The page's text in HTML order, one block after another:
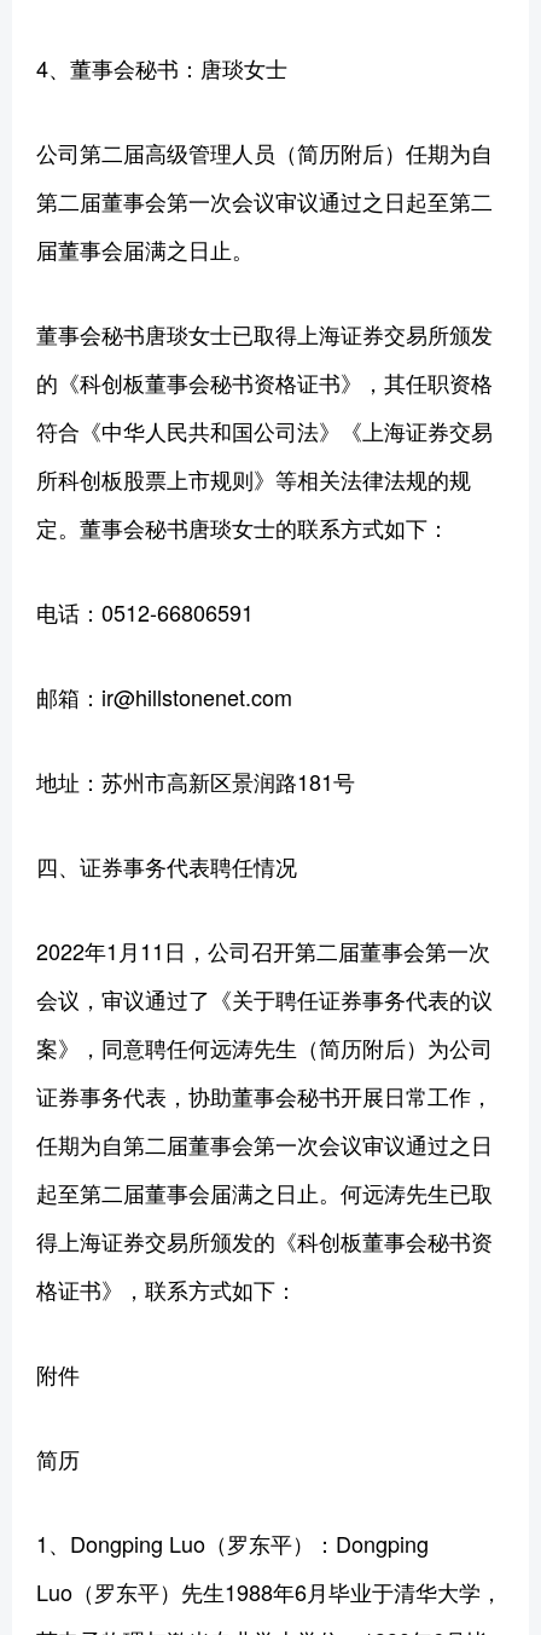
4、董事会秘书：唐琰女士
公司第二届高级管理人员（简历附后）任期为自
第二届董事会第一次会议审议通过之日起至第二
届董事会届满之日止。
董事会秘书唐琰女士已取得上海证券交易所颁发
的《科创板董事会秘书资格证书》，其任职资格
符合《中华人民共和国公司法》《上海证券交易
所科创板股票上市规则》等相关法律法规的规
定。董事会秘书唐琰女士的联系方式如下：
电话：0512-66806591
邮箱：ir@hillstonenet.com
地址：苏州市高新区景润路181号
四、证券事务代表聘任情况
2022年1月11日，公司召开第二届董事会第一次
会议，审议通过了《关于聘任证券事务代表的议
案》，同意聘任何远涛先生（简历附后）为公司
证券事务代表，协助董事会秘书开展日常工作，
任期为自第二届董事会第一次会议审议通过之日
起至第二届董事会届满之日止。何远涛先生已取
得上海证券交易所颁发的《科创板董事会秘书资
格证书》，联系方式如下：
附件
简历
1、Dongping Luo（罗东平）：Dongping
Luo（罗东平）先生1988年6月毕业于清华大学，